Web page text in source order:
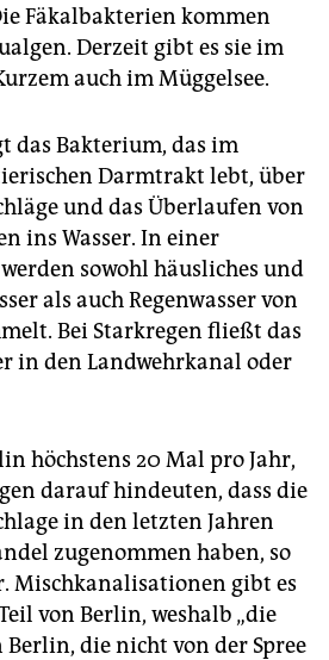
Fäkalbakterien kommen
Derzeit gibt es sie im
auch im ­Müggelsee.
das Bakterium, das im
Darmtrakt lebt, über
und das Überlaufen von
ins Wasser. In einer
sowohl häusliches und
als auch Regenwasser von
Bei Starkregen fließt das
in den Landwehrkanal oder
höchstens 20 Mal pro Jahr,
darauf hindeuten, dass die
in den letzten Jahren
zugenommen haben, so
Mischkanalisationen gibt es
von Berlin, weshalb „die
die nicht von der Spree